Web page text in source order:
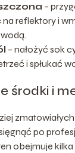
–
na reflektory i
– nałożyć sok
i spłukać
środki i
po
obejmuje